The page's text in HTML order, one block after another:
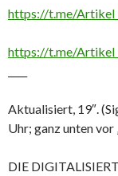
https://t.me/
https://t.me/
Aktualisiert, 19″.
Uhr; ganz unten vor
DIE